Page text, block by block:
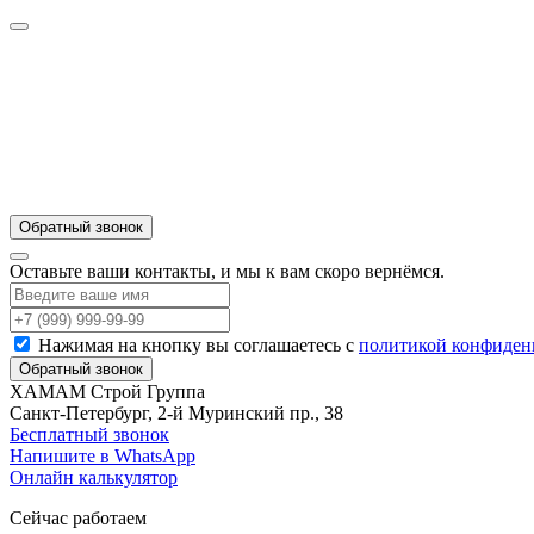
Обратный звонок
Оставьте ваши контакты, и мы к вам скоро вернёмся.
Нажимая на кнопку вы соглашаетесь с политикой
Обратный звонок
ХАМАМ Строй Группа
Санкт-Петербург, 2-й Муринский пр., 38
Бесплатный звонок
Напишите в WhatsApp
Онлайн калькулятор
Сейчас работаем